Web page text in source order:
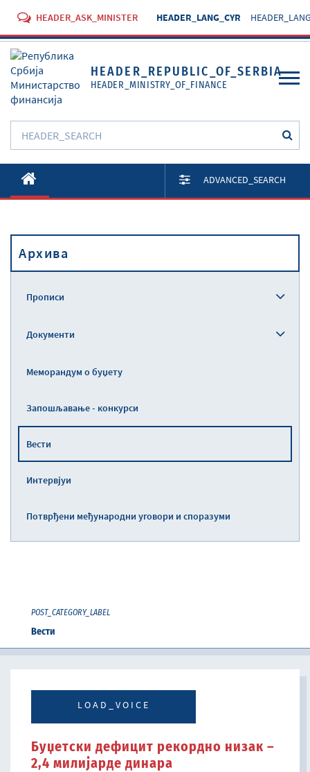
HEADER_ASK_MINISTER HEADER_LANG_CYR
HEADER_REPUBLIC_OF_SERBIA
HEADER_MINISTRY_OF_FINANCE
O Министарству
Активности
Прописи
ADVANCED_SEARCH
Архива
Прописи
Документи
Меморандум о буџету
Запошљавање - конкурси
Вести
Интервјуи
Потврђени међународни уговори и споразуми
POST_CATEGORY_LABEL
Вести
LOAD_VOICE
Буџетски дефицит рекордно низак –
2,4 милијарде динара